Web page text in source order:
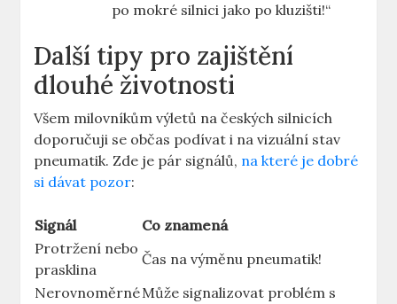
po mokré silnici jako po kluzišti!“
Další tipy pro zajištění
dlouhé životnosti
Všem milovníkům výletů na českých silnicích
doporučuji se občas podívat i na vizuální stav
pneumatik. Zde je pár signálů, na které je dobré
si dávat pozor:
Signál
Co znamená
Protržení nebo
prasklina
Čas na výměnu pneumatik!
NerovnoměrnéMůže signalizovat problém s